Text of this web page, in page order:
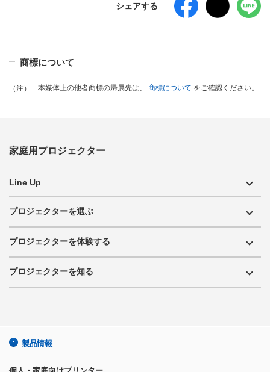
シェアする
商標について
（注） 本媒体上の他者商標の帰属先は、 商標について をご確認ください。
家庭用プロジェクター
Line Up
プロジェクターを選ぶ
プロジェクターを体験する
プロジェクターを知る
製品情報